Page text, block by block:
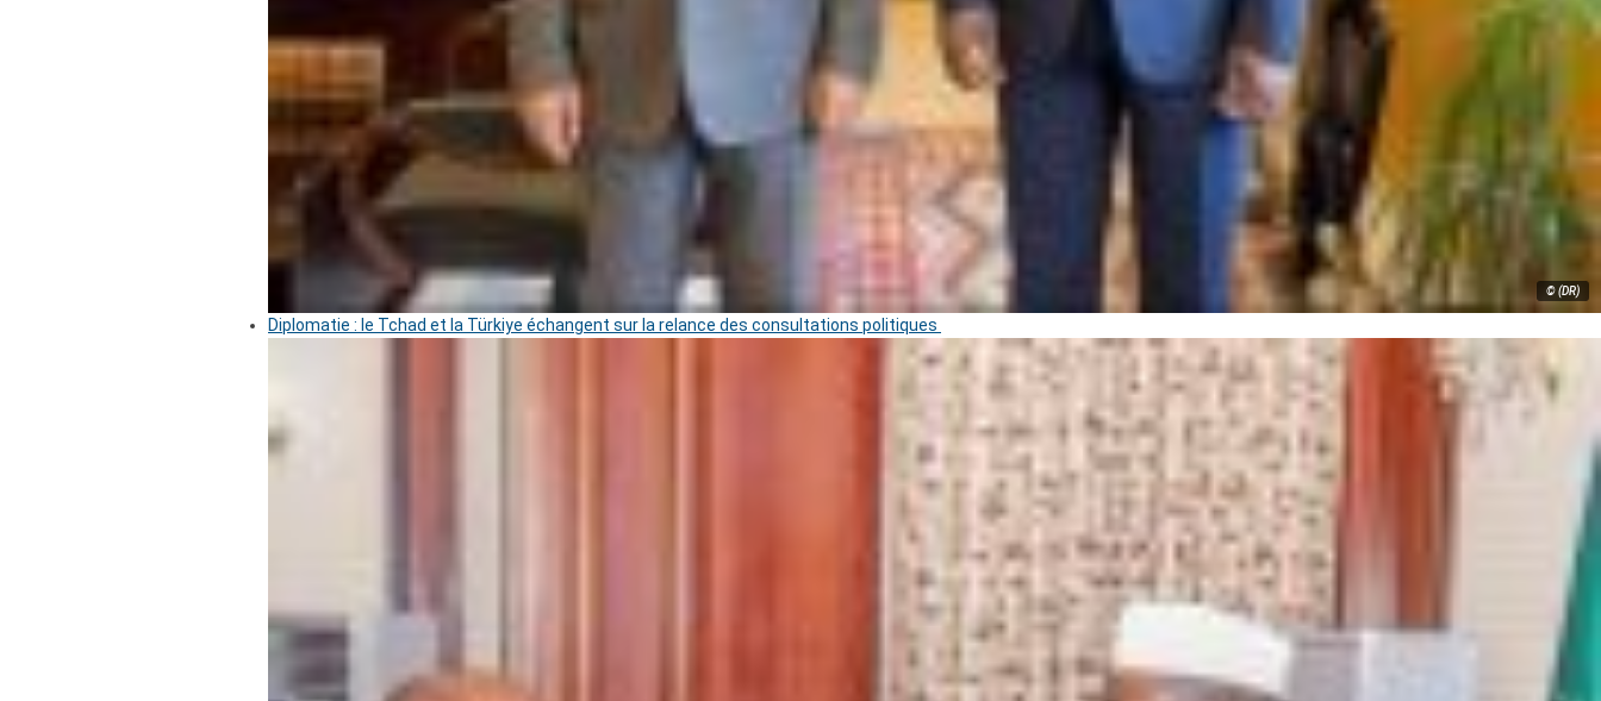
© (DR)
Diplomatie : le Tchad et la Türkiye échangent sur la relance des consultations politiques